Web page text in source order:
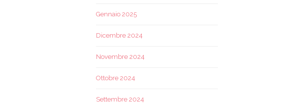
Gennaio 2025
Dicembre 2024
Novembre 2024
Ottobre 2024
Settembre 2024